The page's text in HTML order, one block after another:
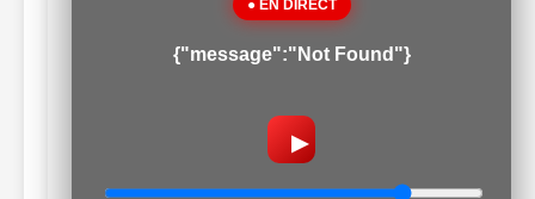
● EN DIRECT
{"message":"Not Found"}
▶